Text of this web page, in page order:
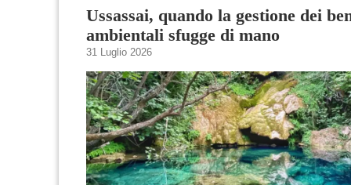
Ussassai, quando la gestione dei
ambientali sfugge di mano
31 Luglio 2026